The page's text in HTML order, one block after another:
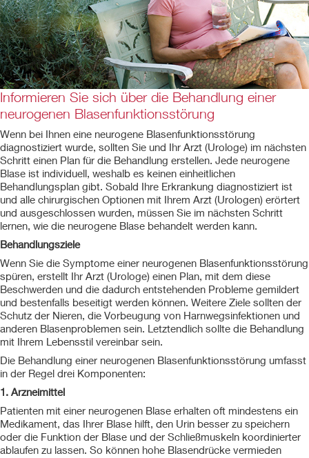
Informieren Sie sich über die Behandlung einer
neurogenen Blasenfunktionsstörung
Wenn bei Ihnen eine neurogene Blasenfunktionsstörung
diagnostiziert wurde, sollten Sie und Ihr Arzt (Urologe) im nächsten
Schritt einen Plan für die Behandlung erstellen. Jede neurogene
Blase ist individuell, weshalb es keinen einheitlichen
Behandlungsplan gibt. Sobald Ihre Erkrankung diagnostiziert ist
und alle chirurgischen Optionen mit Ihrem Arzt (Urologen) erörtert
und ausgeschlossen wurden, müssen Sie im nächsten Schritt
lernen, wie die neurogene Blase behandelt werden kann.
Behandlungsziele
Wenn Sie die Symptome einer neurogenen Blasenfunktionsstörung
spüren, erstellt Ihr Arzt (Urologe) einen Plan, mit dem diese
Beschwerden und die dadurch entstehenden Probleme gemildert
und bestenfalls beseitigt werden können. Weitere Ziele sollten der
Schutz der Nieren, die Vorbeugung von Harnwegsinfektionen und
anderen Blasenproblemen sein. Letztendlich sollte die Behandlung
mit Ihrem Lebensstil vereinbar sein.
Die Behandlung einer neurogenen Blasenfunktionsstörung umfasst
in der Regel drei Komponenten:
1. Arzneimittel
Patienten mit einer neurogenen Blase erhalten oft mindestens ein
Medikament, das Ihrer Blase hilft, den Urin besser zu speichern
oder die Funktion der Blase und der Schließmuskeln koordinierter
ablaufen zu lassen. So können hohe Blasendrücke vermieden